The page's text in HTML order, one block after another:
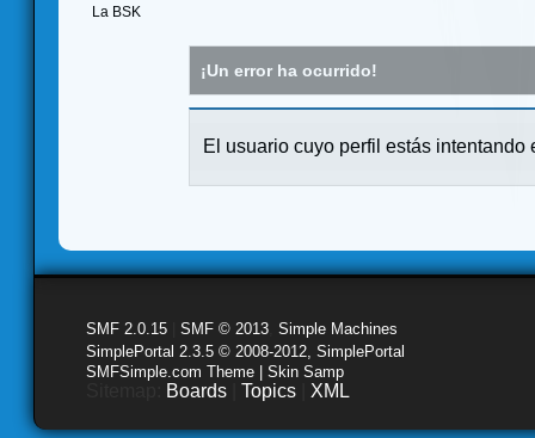
La BSK
¡Un error ha ocurrido!
El usuario cuyo perfil estás intentando
SMF 2.0.15 SMF © 2013 Simple Machines
SimplePortal 2.3.5 © 2008-2012, SimplePortal
SMFSimple.com Theme | Skin Samp
Boards Topics XML